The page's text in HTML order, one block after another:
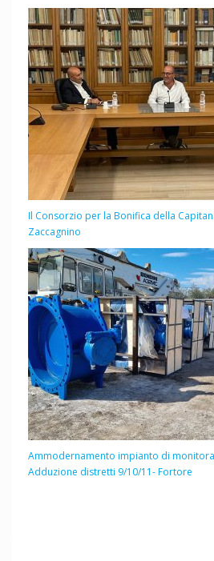
Il Consorzio per la Bonifica della
Zaccagnino
Ammodernamento impianto di
Adduzione distretti 9/10/11- Fortore